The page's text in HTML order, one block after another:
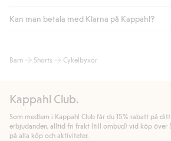
Är du medlem i Kappahl Club har du alltid
automatik efter du loggat in och
handlar för.
Läs mer
Kan man betala med Klarna på Kappahl?
bland annat faktura och swish men även
allmänna villkor.
Läs mer
Barn Shorts Cykelbyxor
Kappahl Club.
Som medlem i Kappahl Club får du 15% rabatt på
erbjudanden, alltid fri frakt (till ombud) vid köp över
på alla köp och aktiviteter.